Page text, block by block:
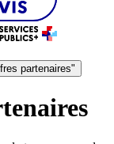
partenaires"